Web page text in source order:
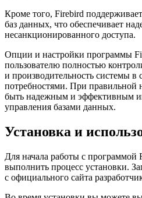
Кроме того, Firebird
баз данных, что обеспечивает
несанкционированного доступа.
Опции и настройки программы
пользователю полностью
и производительность системы в
потребностями. При правильной
быть надежным и эффективным
управления базами данных.
Установка и
Для начала работы с программой
выполнить процесс установки.
с официального сайта